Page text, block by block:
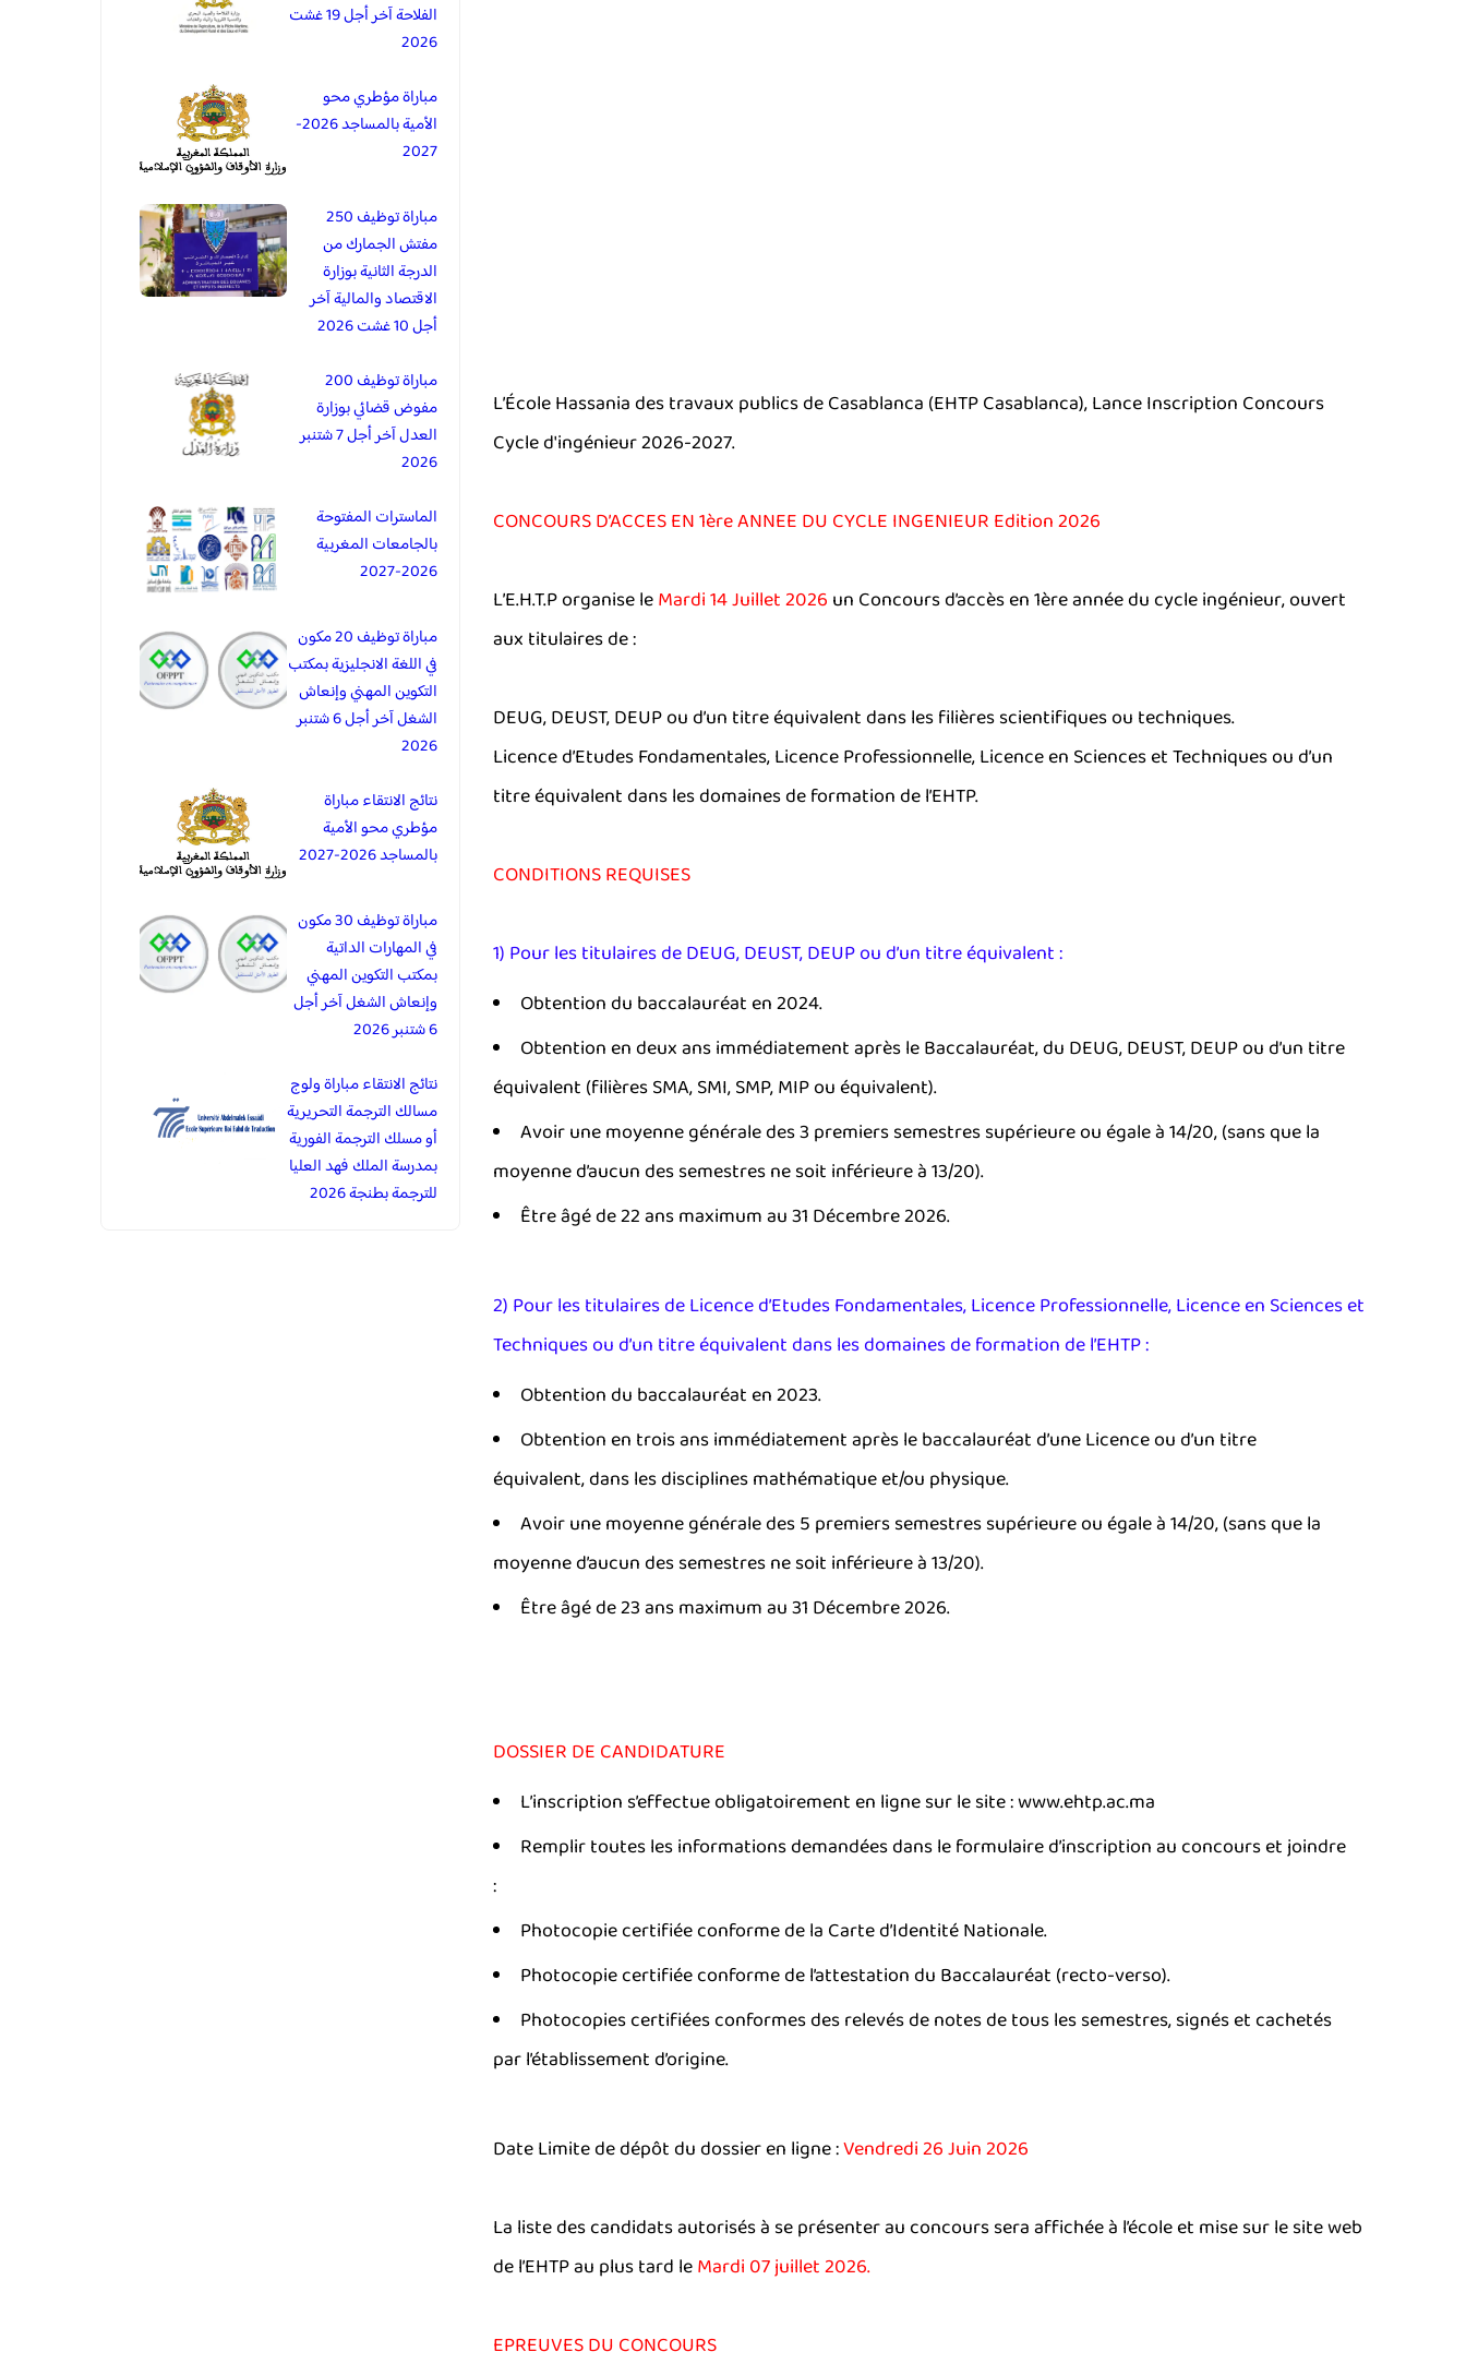
L’École Hassania des travaux publics de Casablanca (EHTP Casablanca), Lance Inscription Concours
Cycle d'ingénieur 2026-2027.
CONCOURS D’ACCES EN 1ère ANNEE DU CYCLE INGENIEUR Edition 2026
L’E.H.T.P organise leMardi 14 Juillet 2026 un Concours d’accès en 1ère année du cycle ingénieur, ouvert
aux titulaires de :
DEUG, DEUST, DEUP ou d’un titre équivalent dans les filières scientifiques ou techniques.
Licence d’Etudes Fondamentales, Licence Professionnelle, Licence en Sciences et Techniques ou d’un
titre équivalent dans les domaines de formation de l’EHTP.
CONDITIONS REQUISES
1) Pour les titulaires de DEUG, DEUST, DEUP ou d’un titre équivalent :
Obtention du baccalauréat en 2024.
Obtention en deux ans immédiatement après le Baccalauréat, du DEUG, DEUST, DEUP ou d’un titre
équivalent (filières SMA, SMI, SMP, MIP ou équivalent).
Avoir une moyenne générale des 3 premiers semestres supérieure ou égale à 14/20, (sans que la
moyenne d’aucun des semestres ne soit inférieure à 13/20).
Être âgé de 22 ans maximum au 31 Décembre 2026.
2) Pour les titulaires de Licence d’Etudes Fondamentales, Licence Professionnelle, Licence en Sciences et
Techniques ou d’un titre équivalent dans les domaines de formation de l’EHTP :
Obtention du baccalauréat en 2023.
Obtention en trois ans immédiatement après le baccalauréat d’une Licence ou d’un titre
équivalent, dans les disciplines mathématique et/ou physique.
Avoir une moyenne générale des 5 premiers semestres supérieure ou égale à 14/20, (sans que la
moyenne d’aucun des semestres ne soit inférieure à 13/20).
Être âgé de 23 ans maximum au 31 Décembre 2026.
DOSSIER DE CANDIDATURE
L’inscription s’effectue obligatoirement en ligne sur le site : www.ehtp.ac.ma
Remplir toutes les informations demandées dans le formulaire d’inscription au concours et joindre
:
Photocopie certifiée conforme de la Carte d’Identité Nationale.
Photocopie certifiée conforme de l’attestation du Baccalauréat (recto-verso).
Photocopies certifiées conformes des relevés de notes de tous les semestres, signés et cachetés
par l’établissement d’origine.
Date Limite de dépôt du dossier en ligne :Vendredi 26 Juin 2026
La liste des candidats autorisés à se présenter au concours sera affichée à l’école et mise sur le site web
de l’EHTP au plus tard leMardi 07 juillet 2026.
EPREUVES DU CONCOURS
الفلاحة آخر أجل 19 غشت
2026
مباراة مؤطري محو
الأمية بالمساجد 2026-
2027
مباراة توظيف 250
مفتش الجمارك من
الدرجة الثانية بوزارة
الاقتصاد والمالية آخر
أجل 10 غشت 2026
مباراة توظيف 200
مفوض قضائي بوزارة
العدل آخر أجل 7 شتنبر
2026
الماسترات المفتوحة
بالجامعات المغربية
2026-2027
مباراة توظيف 20 مكون
في اللغة الانجليزية بمكتب
التكوين المهني وإنعاش
الشغل آخر أجل 6 شتنبر
2026
نتائج الانتقاء مباراة
مؤطري محو الأمية
بالمساجد 2026-2027
مباراة توظيف 30 مكون
في المهارات الداتية
بمكتب التكوين المهني
وإنعاش الشغل آخر أجل
6 شتنبر 2026
نتائج الانتقاء مباراة ولوج
مسالك الترجمة التحريرية
أو مسلك الترجمة الفورية
بمدرسة الملك فهد العليا
للترجمة بطنجة 2026